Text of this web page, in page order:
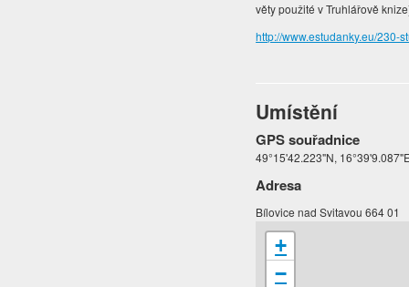
věty použité v Truhlářově
http://www.estudanky.eu/230-
Umístění
GPS souřadnice
49°15'42.223"N,
Adresa
Bílovice nad Svitavou 664 01
+
−